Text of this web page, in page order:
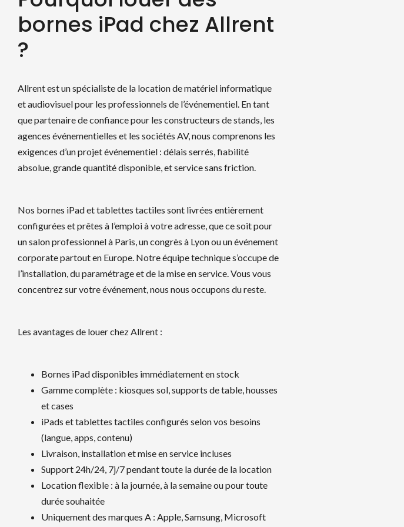
bornes iPad chez Allrent
?
Allrent est un spécialiste de la location de matériel informatique
et audiovisuel pour les professionnels de l’événementiel. En tant
que partenaire de confiance pour les constructeurs de stands, les
agences événementielles et les sociétés AV, nous comprenons les
exigences d’un projet événementiel : délais serrés, fiabilité
absolue, grande quantité disponible, et service sans friction.
Nos bornes iPad et tablettes tactiles sont livrées entièrement
configurées et prêtes à l’emploi à votre adresse, que ce soit pour
un salon professionnel à Paris, un congrès à Lyon ou un événement
corporate partout en Europe. Notre équipe technique s’occupe de
l’installation, du paramétrage et de la mise en service. Vous vous
concentrez sur votre événement, nous nous occupons du reste.
Les avantages de louer chez Allrent :
Bornes iPad disponibles immédiatement en stock
Gamme complète : kiosques sol, supports de table, housses
et cases
iPads et tablettes tactiles configurés selon vos besoins
(langue, apps, contenu)
Livraison, installation et mise en service incluses
Support 24h/24, 7j/7 pendant toute la durée de la location
Location flexible : à la journée, à la semaine ou pour toute
durée souhaitée
Uniquement des marques A : Apple, Samsung, Microsoft